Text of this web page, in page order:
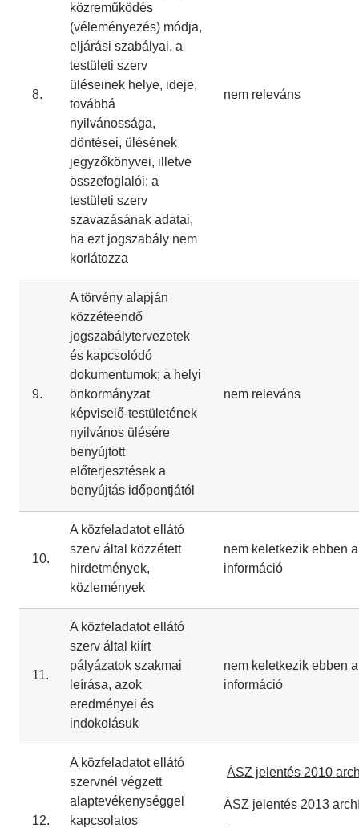
8.
közreműködés
(véleményezés) módja,
eljárási szabályai, a
testületi szerv
üléseinek helye, ideje,
továbbá
nyilvánossága,
döntései, ülésének
jegyzőkönyvei, illetve
összefoglalói; a
testületi szerv
szavazásának adatai,
ha ezt jogszabály nem
korlátozza
nem releváns
9.
A törvény alapján
közzéteendő
jogszabálytervezetek
és kapcsolódó
dokumentumok; a helyi
önkormányzat
képviselő-testületének
nyilvános ülésére
benyújtott
előterjesztések a
benyújtás időpontjától
nem releváns
10.
A közfeladatot ellátó
szerv által közzétett
hirdetmények,
közlemények
nem keletkezik ebben
információ
11.
A közfeladatot ellátó
szerv által kiírt
pályázatok szakmai
leírása, azok
eredményei és
indokolásuk
nem keletkezik ebben
információ
12.
A közfeladatot ellátó
szervnél végzett
alaptevékenységgel
kapcsolatos
ÁSZ jelentés 2010
ÁSZ jelentés 2013